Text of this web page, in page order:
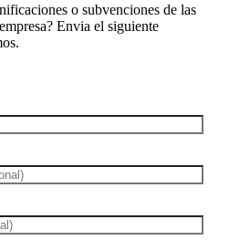
o subvenciones de las
Envia el siguiente